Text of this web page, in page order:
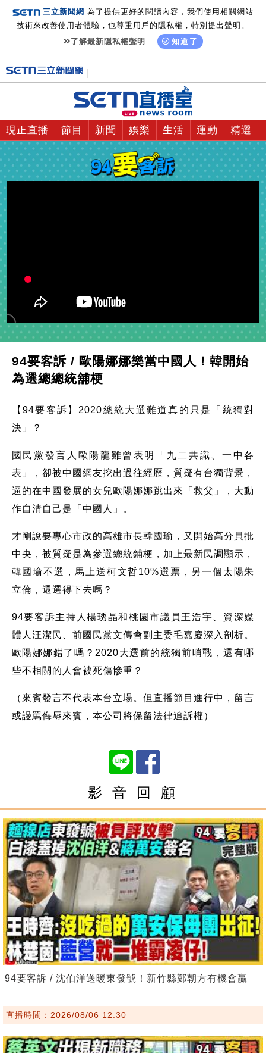
三立新聞網 為了提供更好的閱讀內容，我們使用相關網站
技術來改善使用者體驗，也尊重用戶的隱私權，特別提出聲明。
了解最新隱私權聲明
知道了
現正直播 節目 新聞 娛樂 生活 運動 精選
94要客訴 / 歐陽娜娜樂當中國人！韓開始
為選總總統舖梗
【94要客訴】2020總統大選難道真的只是「統獨對
決」？
國民黨發言人歐陽龍雖曾表明「九二共識、一中各
表」，卻被中國網友挖出過往經歷，質疑有台獨背景，
逼的在中國發展的女兒歐陽娜娜跳出來「救父」，大動
作自清自己是「中國人」。
才剛說要專心市政的高雄市長韓國瑜，又開始高分貝批
中央，被質疑是為參選總統鋪梗，加上最新民調顯示，
韓國瑜不選，馬上送柯文哲10%選票，另一個太陽朱
立倫，還選得下去嗎？
94要客訴主持人楊琇晶和桃園市議員王浩宇、資深媒
體人汪潔民、前國民黨文傳會副主委毛嘉慶深入剖析。
歐陽娜娜錯了嗎？2020大選前的統獨前哨戰，還有哪
些不相關的人會被死傷慘重？
（來賓發言不代表本台立場。但直播節目進行中，留言
或謾罵侮辱來賓，本公司將保留法律追訴權）
影 音 回 顧
94要客訴 / 沈伯洋送暖東發號！新竹縣鄭朝方有機會贏
直播時間：2026/08/06 12:30